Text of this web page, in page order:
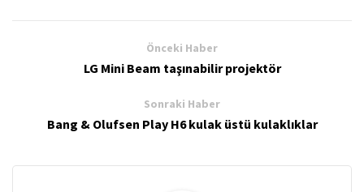
Önceki Haber
LG Mini Beam taşınabilir projektör
Sonraki Haber
Bang & Olufsen Play H6 kulak üstü kulaklıklar